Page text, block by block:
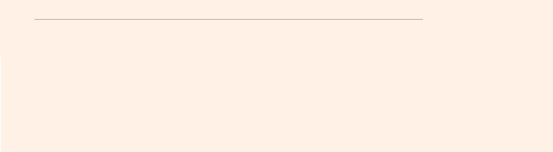
ഒയുടെ നിയമം അറിയാം